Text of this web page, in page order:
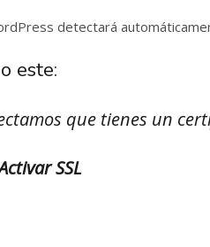
detectará
este:
que tienes un
SSL